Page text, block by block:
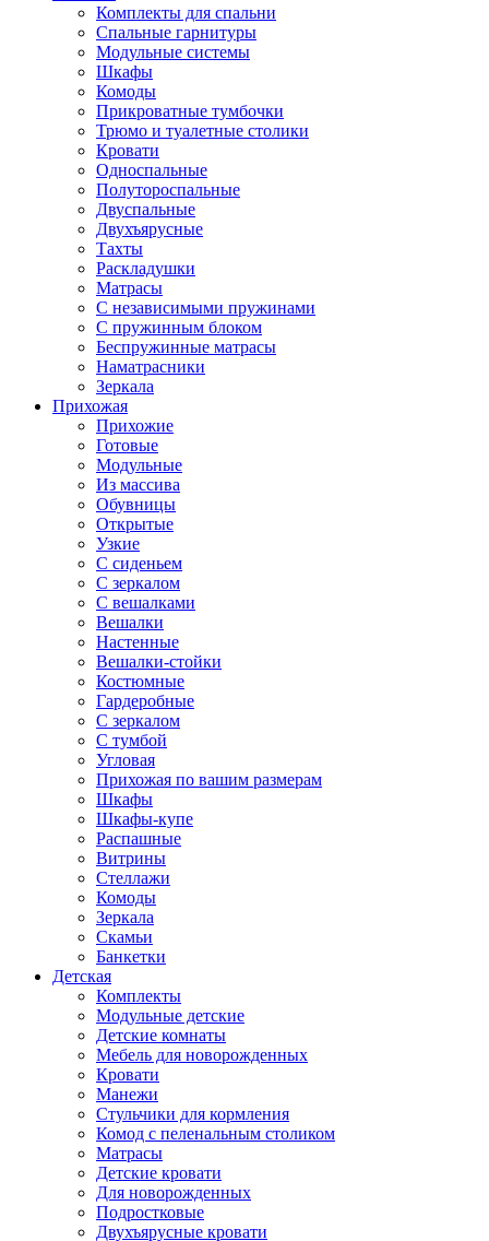
Комплекты для спальни
Спальные гарнитуры
Модульные системы
Шкафы
Комоды
Прикроватные тумбочки
Трюмо и туалетные столики
Кровати
Односпальные
Полутороспальные
Двуспальные
Двухъярусные
Тахты
Раскладушки
Матрасы
С независимыми пружинами
С пружинным блоком
Беспружинные матрасы
Наматрасники
Зеркала
Прихожая
Прихожие
Готовые
Модульные
Из массива
Обувницы
Открытые
Узкие
С сиденьем
С зеркалом
С вешалками
Вешалки
Настенные
Вешалки-стойки
Костюмные
Гардеробные
С зеркалом
С тумбой
Угловая
Прихожая по вашим размерам
Шкафы
Шкафы-купе
Распашные
Витрины
Стеллажи
Комоды
Зеркала
Скамьи
Банкетки
Детская
Комплекты
Модульные детские
Детские комнаты
Мебель для новорожденных
Кровати
Манежи
Стульчики для кормления
Комод с пеленальным столиком
Матрасы
Детские кровати
Для новорожденных
Подростковые
Двухъярусные кровати